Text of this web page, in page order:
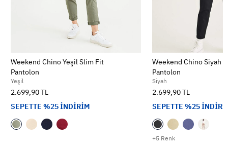
Weekend Chino Yeşil Slim Fit
Pantolon
Yeşil
2.699,90 TL
SEPETTE %25 İNDİRİM
+5 Renk
Weekend Chino Siyah
Pantolon
Siyah
2.699,90 TL
SEPETTE %25